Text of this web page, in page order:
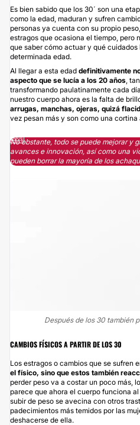
Es bien sabido que los 30´ son una
como la edad, maduran y sufren
personas ya cuenta con su propio
estragos que ocasiona el tiempo, pero
que saber cómo actuar y qué
determinada edad.
Al llegar a esta edad definitivamente
aspecto que se lucía a los 20 años ,
transformando paulatinamente cada
nuestro cuerpo ahora es la falta de
arrugas, manchas, ojeras, quizá
vez pesan más y son como una
No obstante, todo se puede mejorar y
avances e innovación, así como una
pueden borrar la mayoría de los
Después de los 30 también
CAMBIOS FÍSICOS A PARTIR DE LOS 30
Los estragos o cambios que se sufren
el físico, sino que estos también
perder peso va a costar un poco más,
parece que ahora el cuerpo funciona
subir de peso se avecina con otros
padecimientos más temidos por las
deshacerse de ella.